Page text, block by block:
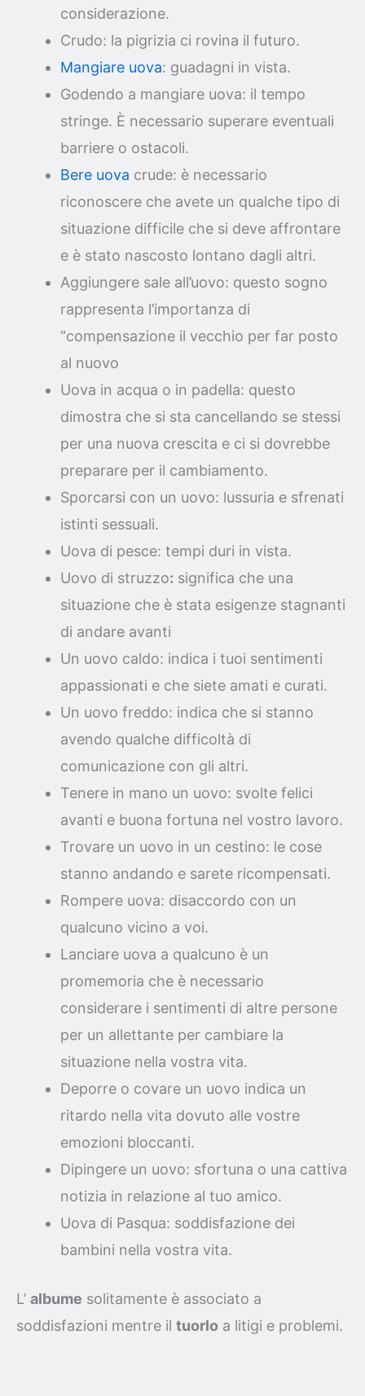
considerazione.
Crudo: la pigrizia ci rovina il futuro.
Mangiare uova: guadagni in vista.
Godendo a mangiare uova: il tempo
stringe. È necessario superare eventuali
barriere o ostacoli.
Bere uova crude: è necessario
riconoscere che avete un qualche tipo di
situazione difficile che si deve affrontare
e è stato nascosto lontano dagli altri.
Aggiungere sale all’uovo: questo sogno
rappresenta l’importanza di
“compensazione il vecchio per far posto
al nuovo
Uova in acqua o in padella: questo
dimostra che si sta cancellando se stessi
per una nuova crescita e ci si dovrebbe
preparare per il cambiamento.
Sporcarsi con un uovo: lussuria e sfrenati
istinti sessuali.
Uova di pesce: tempi duri in vista.
Uovo di struzzo: significa che una
situazione che è stata esigenze stagnanti
di andare avanti
Un uovo caldo: indica i tuoi sentimenti
appassionati e che siete amati e curati.
Un uovo freddo: indica che si stanno
avendo qualche difficoltà di
comunicazione con gli altri.
Tenere in mano un uovo: svolte felici
avanti e buona fortuna nel vostro lavoro.
Trovare un uovo in un cestino: le cose
stanno andando e sarete ricompensati.
Rompere uova: disaccordo con un
qualcuno vicino a voi.
Lanciare uova a qualcuno è un
promemoria che è necessario
considerare i sentimenti di altre persone
per un allettante per cambiare la
situazione nella vostra vita.
Deporre o covare un uovo indica un
ritardo nella vita dovuto alle vostre
emozioni bloccanti.
Dipingere un uovo: sfortuna o una cattiva
notizia in relazione al tuo amico.
Uova di Pasqua: soddisfazione dei
bambini nella vostra vita.
L’ albume solitamente è associato a
soddisfazioni mentre il tuorlo a litigi e problemi.